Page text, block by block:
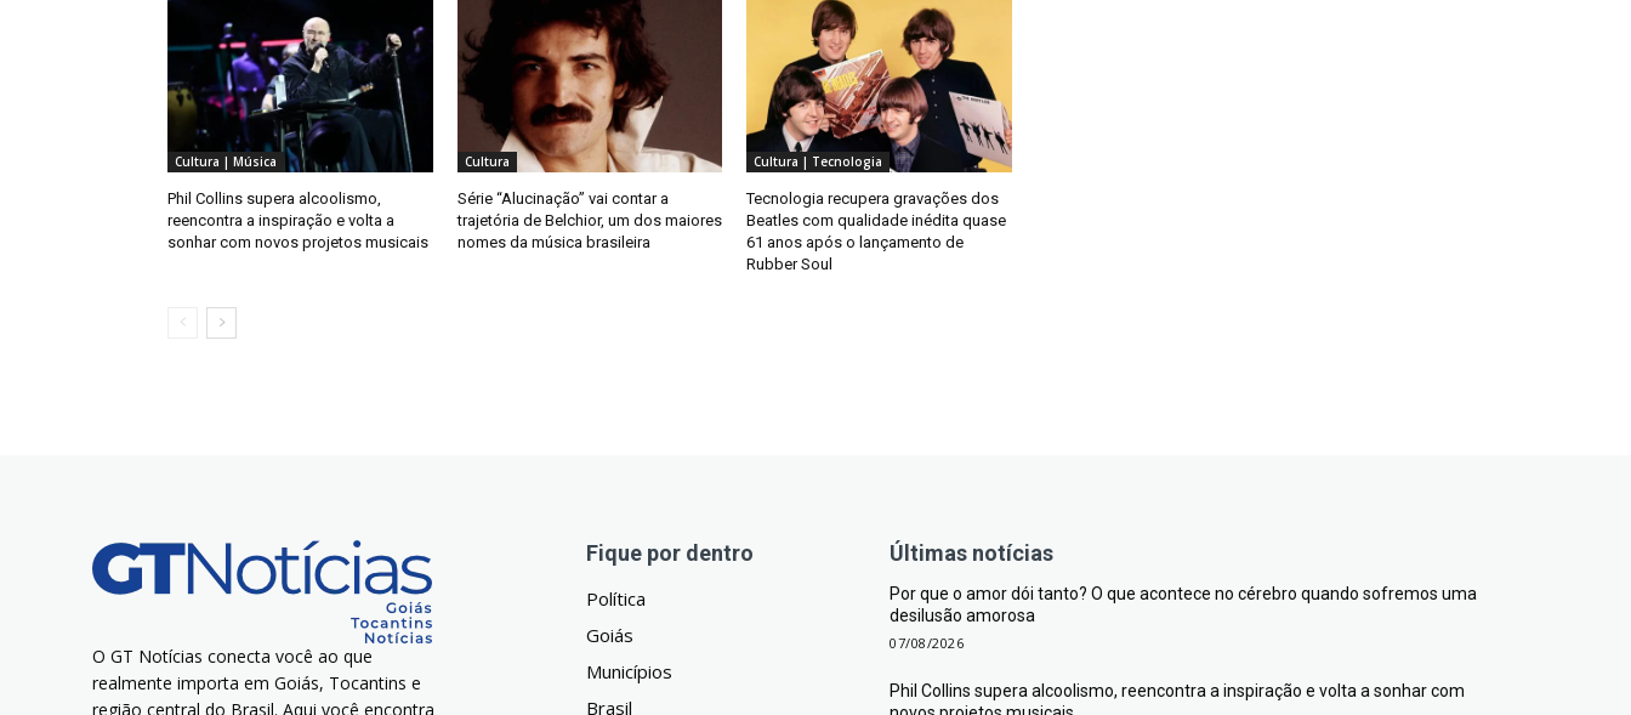
Cultura | Música
Phil Collins supera alcoolismo,
reencontra a inspiração e volta a
sonhar com novos projetos musicais
Cultura
Série “Alucinação” vai contar a
trajetória de Belchior, um dos maiores
nomes da música brasileira
Cultura | Tecnologia
Tecnologia recupera gravações dos
Beatles com qualidade inédita quase
61 anos após o lançamento de
Rubber Soul
O GT Notícias conecta você ao que
realmente importa em Goiás, Tocantins e
região central do Brasil. Aqui você encontra
Fique por dentro
Política
Goiás
Municípios
Brasil
Últimas notícias
Por que o amor dói tanto? O que acontece no cérebro quando sofremos uma
desilusão amorosa
07/08/2026
Phil Collins supera alcoolismo, reencontra a inspiração e volta a sonhar com